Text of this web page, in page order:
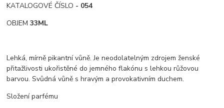
KATALOGOVÉ ČÍSLO - 054
OBJEM 33ML
Lehká, mírně pikantní vůně. Je neodolatelným zdrojem ženské
přitažlivosti ukořistěné do jemného flakónu s lehkou růžovou
barvou. Svůdná vůně s hravým a provokativním duchem.
Složení parfému